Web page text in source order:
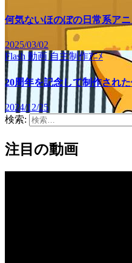
何気ないほのぼの日常系ア
2025/03/02
Flash 動画自主制作ｱﾆﾒ
20周年を記念して制作され
2024/12/25
検索:
注目の動画